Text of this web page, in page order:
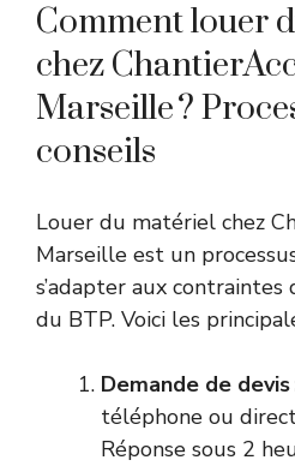
Comment louer
chez
Marseille ?
conseils
Louer du matériel chez
Marseille est un
s’adapter aux contraintes
du BTP. Voici les
Demande de devis
téléphone ou
Réponse sous 2